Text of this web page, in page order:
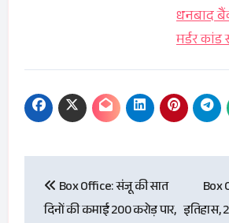
धनबाद
मर्डर कांड
navigation
Box Office: संजू की सात
दिनों की कमाई 200 करोड़ पार,
Box
इतिहास,